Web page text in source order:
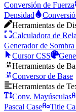
Conversión de Fuerza
Densidad
Herramientas de
Calculadora de
Generador de Sombra
Cursor CSS
Herramientas de
Conversor de Base
Herramientas de
Conv. Mayúsculas
Pascal Case
Title